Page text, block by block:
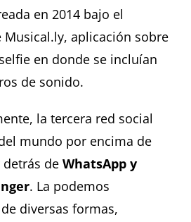
en 2014 bajo el
aplicación sobre
en donde se incluían
de sonido.
la tercera red social
mundo por encima de
de WhatsApp y
. La podemos
diversas formas,